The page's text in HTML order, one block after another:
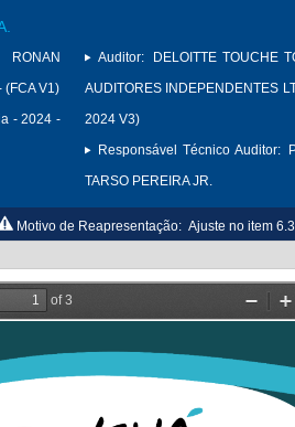
RONAN
(FCA V1)
- 2024 -
Auditor:
DELOITTE TOUCHE
AUDITORES INDEPENDENTES
2024 V3)
Responsável Técnico Auditor:
TARSO PEREIRA JR.
Motivo de Reapresentação: Ajuste no item 6.3